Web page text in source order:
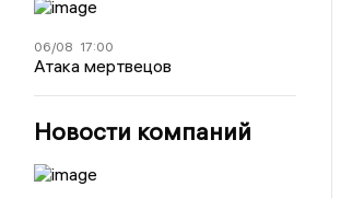
06/08 17:00
Атака мертвецов
Новости компаний